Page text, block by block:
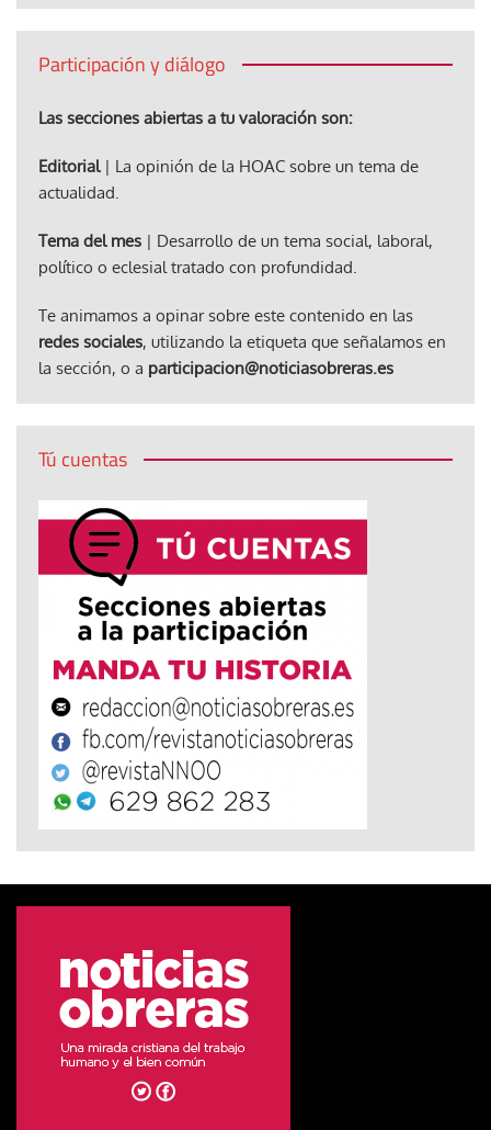
Participación y diálogo
Las secciones abiertas a tu valoración son:
Editorial| La opinión de la HOAC sobre un tema de
actualidad.
Tema del mes | Desarrollo de un tema social, laboral,
político o eclesial tratado con profundidad.
Te animamos a opinar sobre este contenido en las
redes sociales, utilizando la etiqueta que señalamos en
la sección, o a participacion@noticiasobreras.es
Tú cuentas